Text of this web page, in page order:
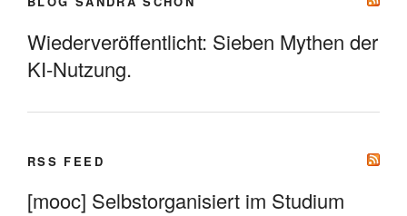
Wiederveröffentlicht: Sieben Mythen der
KI-Nutzung.
RSS FEED
[mooc] Selbstorganisiert im Studium